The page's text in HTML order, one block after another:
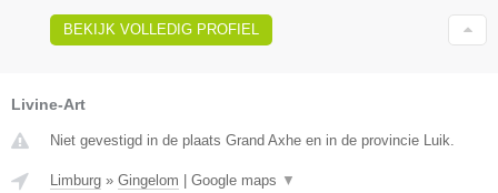
BEKIJK VOLLEDIG PROFIEL
Livine-Art
Niet gevestigd in de plaats Grand Axhe en in de provincie Luik.
Limburg » Gingelom Google maps ▼